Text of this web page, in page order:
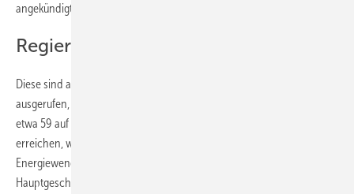
angekündigt hat.
Regierung muss schnell handeln
Diese sind auch dringend notwendig. Schließlich hat Berlin das Ziel
ausgerufen, bis 2030 die installierte Solarstromleistung von derzeit
etwa 59 auf 200 Gigawatt zu erhöhen. „Dieses Ziel lässt sich
erreichen, wenn der Solarturbo jetzt gezündet und
Energiewendebarrieren eingerissen werden“, sagt Carsten Körnig,
Hauptgeschäftsführer des BSW Solar. Denn es müssen alle